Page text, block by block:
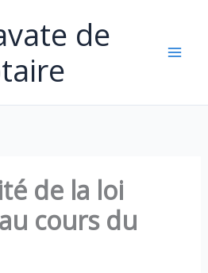
de
de la loi
cours du